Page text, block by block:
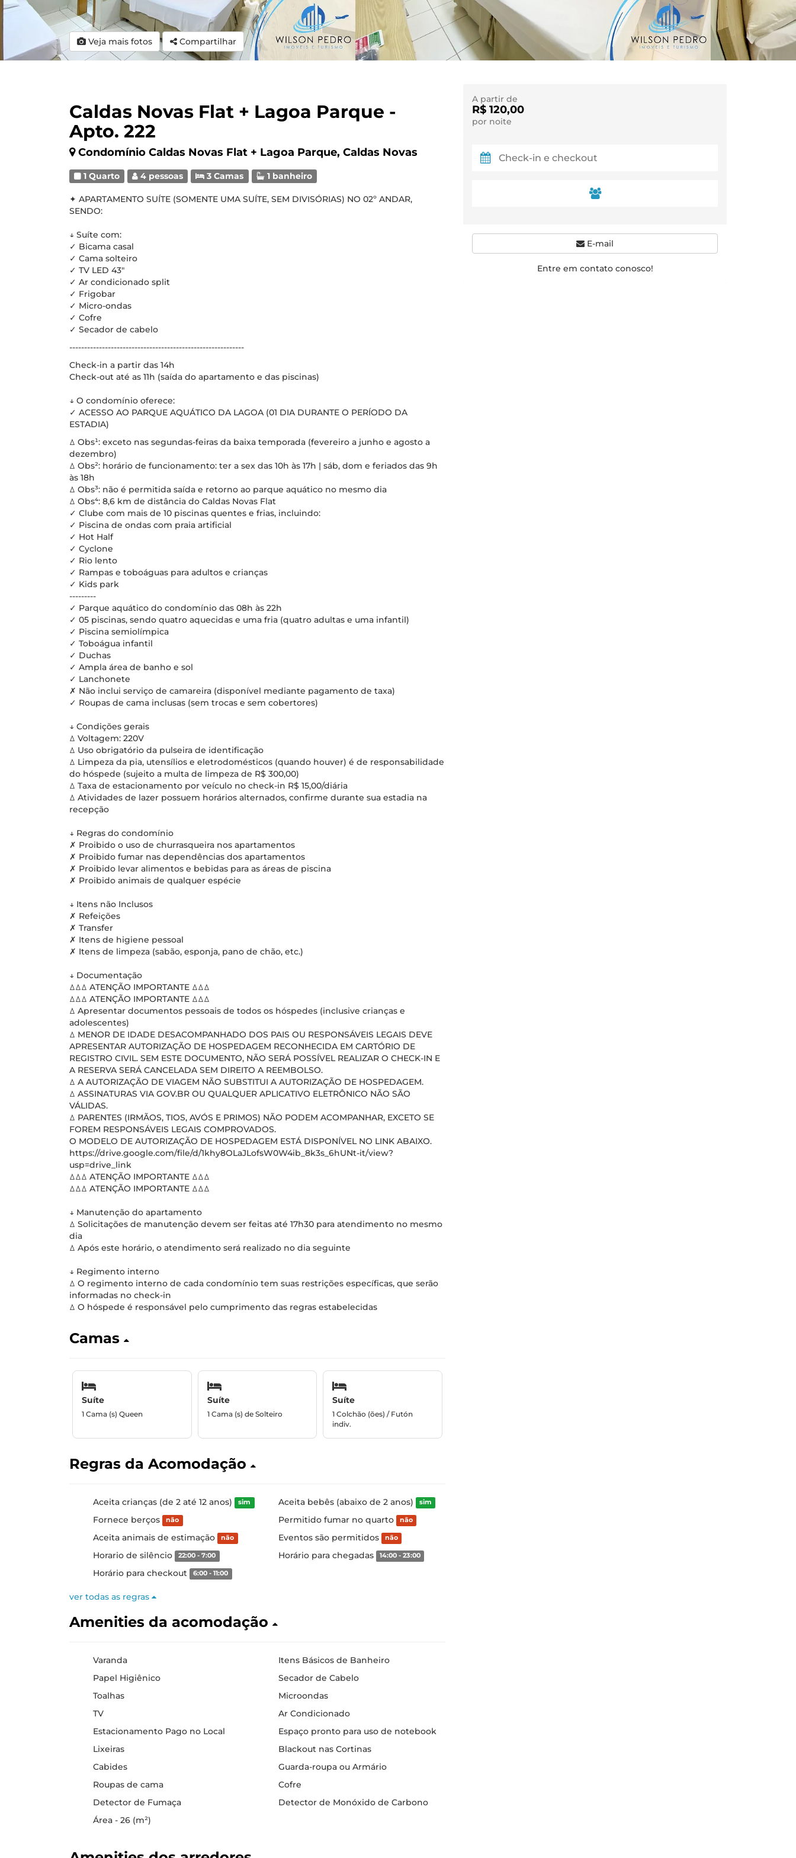
Veja mais fotos Compartilhar
Caldas Novas Flat + Lagoa Parque -
Apto. 222
Condomínio Caldas Novas Flat + Lagoa Parque, Caldas Novas
1 Quarto 4 pessoas 3 Camas 1 banheiro
✦ APARTAMENTO SUÍTE (SOMENTE UMA SUÍTE, SEM DIVISÓRIAS) NO 02º ANDAR,
SENDO:
↓ Suíte com:
✓ Bicama casal
✓ Cama solteiro
✓ TV LED 43"
✓ Ar condicionado split
✓ Frigobar
✓ Micro-ondas
✓ Cofre
✓ Secador de cabelo
-----------------------------------------------------------
Check-in a partir das 14h
Check-out até as 11h (saída do apartamento e das piscinas)
↓ O condomínio oferece:
✓ ACESSO AO PARQUE AQUÁTICO DA LAGOA (01 DIA DURANTE O PERÍODO DA
ESTADIA)
ꕔ Obs¹: exceto nas segundas-feiras da baixa temporada (fevereiro a junho e agosto a
dezembro)
ꕔ Obs²: horário de funcionamento: ter a sex das 10h às 17h | sáb, dom e feriados das 9h
às 18h
ꕔ Obs³: não é permitida saída e retorno ao parque aquático no mesmo dia
ꕔ Obs⁴: 8,6 km de distância do Caldas Novas Flat
✓ Clube com mais de 10 piscinas quentes e frias, incluindo:
✓ Piscina de ondas com praia artificial
✓ Hot Half
✓ Cyclone
✓ Rio lento
✓ Rampas e toboáguas para adultos e crianças
✓ Kids park
---------
✓ Parque aquático do condomínio das 08h às 22h
✓ 05 piscinas, sendo quatro aquecidas e uma fria (quatro adultas e uma infantil)
✓ Piscina semiolímpica
✓ Toboágua infantil
✓ Duchas
✓ Ampla área de banho e sol
✓ Lanchonete
✗ Não inclui serviço de camareira (disponível mediante pagamento de taxa)
✓ Roupas de cama inclusas (sem trocas e sem cobertores)
↓ Condições gerais
ꕔ Voltagem: 220V
ꕔ Uso obrigatório da pulseira de identificação
ꕔ Limpeza da pia, utensílios e eletrodomésticos (quando houver) é de responsabilidade
do hóspede (sujeito a multa de limpeza de R$ 300,00)
ꕔ Taxa de estacionamento por veículo no check-in R$ 15,00/diária
ꕔ Atividades de lazer possuem horários alternados, confirme durante sua estadia na
recepção
↓ Regras do condomínio
✗ Proibido o uso de churrasqueira nos apartamentos
✗ Proibido fumar nas dependências dos apartamentos
✗ Proibido levar alimentos e bebidas para as áreas de piscina
✗ Proibido animais de qualquer espécie
↓ Itens não Inclusos
✗ Refeições
✗ Transfer
✗ Itens de higiene pessoal
✗ Itens de limpeza (sabão, esponja, pano de chão, etc.)
↓ Documentação
ꕔꕔꕔ ATENÇÃO IMPORTANTE ꕔꕔꕔ
ꕔꕔꕔ ATENÇÃO IMPORTANTE ꕔꕔꕔ
ꕔ Apresentar documentos pessoais de todos os hóspedes (inclusive crianças e
adolescentes)
ꕔ MENOR DE IDADE DESACOMPANHADO DOS PAIS OU RESPONSÁVEIS LEGAIS DEVE
APRESENTAR AUTORIZAÇÃO DE HOSPEDAGEM RECONHECIDA EM CARTÓRIO DE
REGISTRO CIVIL. SEM ESTE DOCUMENTO, NÃO SERÁ POSSÍVEL REALIZAR O CHECK-IN E
A RESERVA SERÁ CANCELADA SEM DIREITO A REEMBOLSO.
ꕔ A AUTORIZAÇÃO DE VIAGEM NÃO SUBSTITUI A AUTORIZAÇÃO DE HOSPEDAGEM.
ꕔ ASSINATURAS VIA GOV.BR OU QUALQUER APLICATIVO ELETRÔNICO NÃO SÃO
VÁLIDAS.
ꕔ PARENTES (IRMÃOS, TIOS, AVÓS E PRIMOS) NÃO PODEM ACOMPANHAR, EXCETO SE
FOREM RESPONSÁVEIS LEGAIS COMPROVADOS.
O MODELO DE AUTORIZAÇÃO DE HOSPEDAGEM ESTÁ DISPONÍVEL NO LINK ABAIXO.
https://drive.google.com/file/d/1khy8OLaJLofsW0W4ib_8k3s_6hUNt-it/view?
usp=drive_link
ꕔꕔꕔ ATENÇÃO IMPORTANTE ꕔꕔꕔ
ꕔꕔꕔ ATENÇÃO IMPORTANTE ꕔꕔꕔ
↓ Manutenção do apartamento
ꕔ Solicitações de manutenção devem ser feitas até 17h30 para atendimento no mesmo
dia
ꕔ Após este horário, o atendimento será realizado no dia seguinte
↓ Regimento interno
ꕔ O regimento interno de cada condomínio tem suas restrições específicas, que serão
informadas no check-in
ꕔ O hóspede é responsável pelo cumprimento das regras estabelecidas
Camas
Suíte
1 Cama (s) Queen
Suíte
1 Cama (s) de Solteiro
Suíte
1 Colchão (ões) / Futón
indiv.
Regras da Acomodação
Aceita crianças (de 2 até 12 anos) sim Aceita bebês (abaixo de 2 anos) sim
Fornece berços não Permitido fumar no quarto não
Aceita animais de estimação não Eventos são permitidos não
Horario de silêncio 22:00 - 7:00 Horário para chegadas 14:00 - 23:00
Horário para checkout 6:00 - 11:00
ver todas as regras
Amenities da acomodação
Varanda
Itens Básicos de Banheiro
Papel Higiênico
Secador de Cabelo
Toalhas
Microondas
TV
Ar Condicionado
Estacionamento Pago no Local
Espaço pronto para uso de notebook
Lixeiras
Blackout nas Cortinas
Cabides
Guarda-roupa ou Armário
Roupas de cama
Cofre
Detector de Fumaça
Detector de Monóxido de Carbono
Área - 26 (m²)
A partir de
R$ 120,00
por noite
E-mail
Entre em contato conosco!